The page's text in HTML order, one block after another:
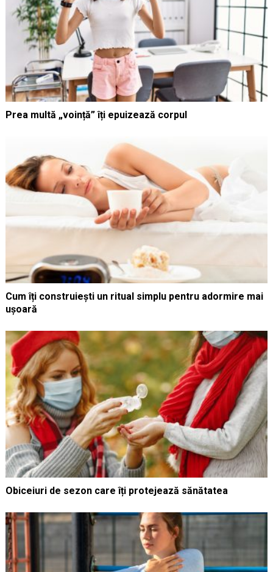
Prea multă „voință” îți epuizează corpul
Cum îți construiești un ritual simplu pentru adormire mai
ușoară
Obiceiuri de sezon care îți protejează sănătatea